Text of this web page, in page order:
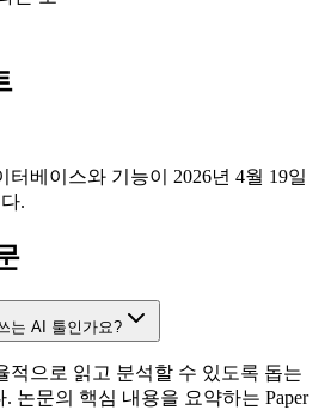
터베이스와 기능이 2026년 4월 19일
.
는 AI 툴인가요?
적으로 읽고 분석할 수 있도록 돕는
논문의 핵심 내용을 요약하는 Paper